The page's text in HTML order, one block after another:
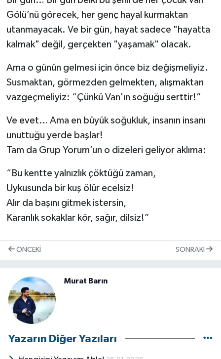
Gölü’nü görecek, her genç hayal kurmaktan
utanmayacak. Ve bir gün, hayat sadece "hayatta
kalmak" değil, gerçekten "yaşamak" olacak.
Ama o günün gelmesi için önce biz değişmeliyiz.
Susmaktan, görmezden gelmekten, alışmaktan
vazgeçmeliyiz: “Çünkü Van'ın soğuğu serttir!”
Ve evet… Ama en büyük soğukluk, insanın insanı
unuttuğu yerde başlar!
Tam da Grup Yorum’un o dizeleri geliyor aklıma:
“Bu kentte yalnızlık çöktüğü zaman,
Uykusunda bir kuş ölür ecelsiz!
Alır da başını gitmek istersin,
Karanlık sokaklar kör, sağır, dilsiz!”
ÖNCEKI SONRAKI
Murat Barın
Yazarın Diğer Yazıları